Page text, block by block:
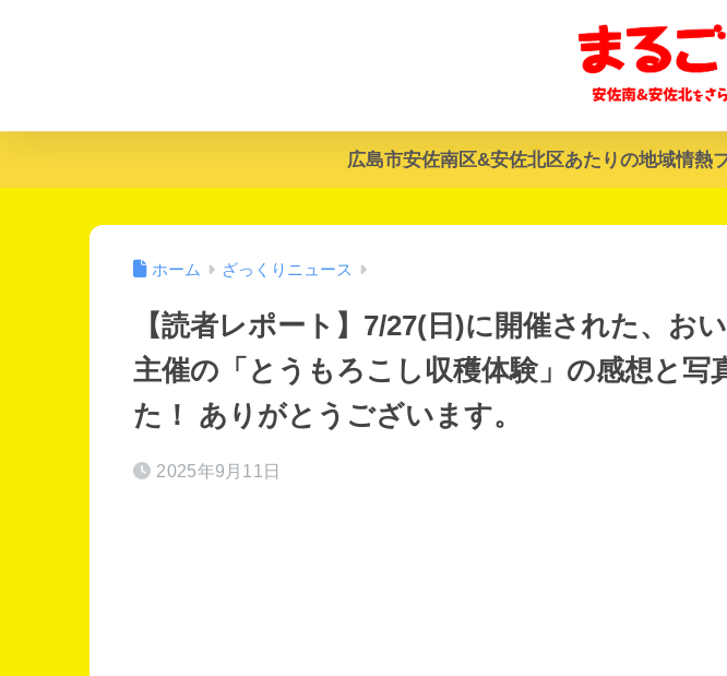
広島市安佐南区&安佐北区あたりの地域情熱
ホーム ざっくりニュース
【読者レポート】7/27(日)に開催された、お
主催の「とうもろこし収穫体験」の感想と写
た！ ありがとうございます。
2025年9月11日